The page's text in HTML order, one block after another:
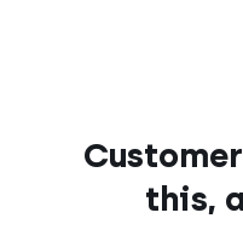
this,